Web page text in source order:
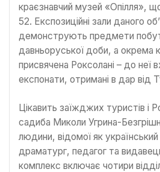
краєзнавчий музей «Опілля»,
52. Експозиційні зали даного
демонструють предмети
давньоруської доби, а окрема
присвячена Роксолані – до неї
експонати, отримані в дар від
Цікавить заїжджих туристів і
садиба Миколи Угрина-
людини, відомої як
драматург, педагог та
комплекс включає чотири